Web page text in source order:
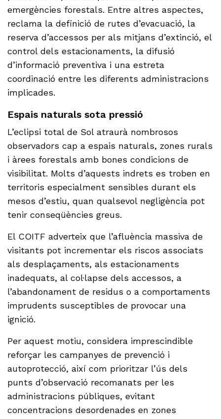
emergències forestals. Entre altres aspectes,
reclama la definició de rutes d’evacuació, la
reserva d’accessos per als mitjans d’extinció, el
control dels estacionaments, la difusió
d’informació preventiva i una estreta
coordinació entre les diferents administracions
implicades.
Espais naturals sota pressió
L’eclipsi total de Sol atraurà nombrosos
observadors cap a espais naturals, zones rurals
i àrees forestals amb bones condicions de
visibilitat. Molts d’aquests indrets es troben en
territoris especialment sensibles durant els
mesos d’estiu, quan qualsevol negligència pot
tenir conseqüències greus.
El COITF adverteix que l’afluència massiva de
visitants pot incrementar els riscos associats
als desplaçaments, als estacionaments
inadequats, al col·lapse dels accessos, a
l’abandonament de residus o a comportaments
imprudents susceptibles de provocar una
ignició.
Per aquest motiu, considera imprescindible
reforçar les campanyes de prevenció i
autoprotecció, així com prioritzar l’ús dels
punts d’observació recomanats per les
administracions públiques, evitant
concentracions desordenades en zones